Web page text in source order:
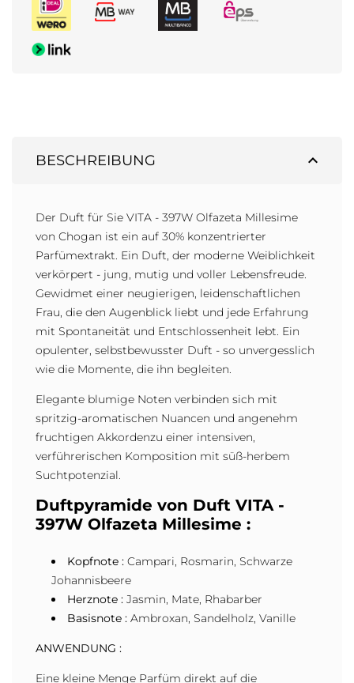
expand_less
BESCHREIBUNG
Der Duft für Sie VITA - 397W Olfazeta Millesime
von Chogan ist ein auf 30% konzentrierter
Parfümextrakt. Ein Duft, der moderne Weiblichkeit
verkörpert - jung, mutig und voller Lebensfreude.
Gewidmet einer neugierigen, leidenschaftlichen
Frau, die den Augenblick liebt und jede Erfahrung
mit Spontaneität und Entschlossenheit lebt. Ein
opulenter, selbstbewusster Duft - so unvergesslich
wie die Momente, die ihn begleiten.
Elegante blumige Noten verbinden sich mit
spritzig-aromatischen Nuancen und angenehm
fruchtigen Akkordenzu einer intensiven,
verführerischen Komposition mit süß-herbem
Suchtpotenzial.
Duftpyramide von Duft VITA -
397W Olfazeta Millesime :
Kopfnote : Campari, Rosmarin, Schwarze
Johannisbeere
Herznote : Jasmin, Mate, Rhabarber
Basisnote : Ambroxan, Sandelholz, Vanille
ANWENDUNG :
Eine kleine Menge Parfüm direkt auf die